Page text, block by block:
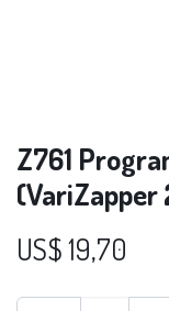
Z761
(VariZapper
US$19,70